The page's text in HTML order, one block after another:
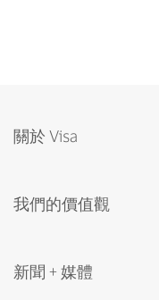
關於 Visa
我們的價值觀
新聞 + 媒體